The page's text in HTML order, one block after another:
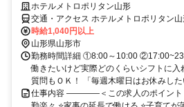
ホテルメトロポリタン山形
交通・アクセス ホテルメトロポリタン山
す。
時給1,040円以上
山形県山形市
勤務時間詳細 ①8:00～10:00
働きたいけど実際どのくらいシフトに
質問もＯＫ！ 「毎週木曜日はお休みした
仕事内容 ――――＜この求人のポイン